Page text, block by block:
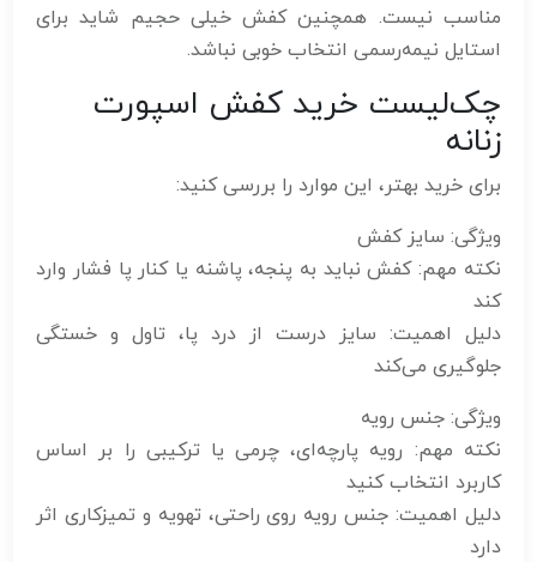
مناسب نیست. همچنین کفش خیلی حجیم شاید برای
استایل نیمه‌رسمی انتخاب خوبی نباشد.
چک‌لیست خرید کفش اسپورت
زنانه
برای خرید بهتر، این موارد را بررسی کنید:
ویژگی: سایز کفش
نکته مهم: کفش نباید به پنجه، پاشنه یا کنار پا فشار وارد
کند
دلیل اهمیت: سایز درست از درد پا، تاول و خستگی
جلوگیری می‌کند
ویژگی: جنس رویه
نکته مهم: رویه پارچه‌ای، چرمی یا ترکیبی را بر اساس
کاربرد انتخاب کنید
دلیل اهمیت: جنس رویه روی راحتی، تهویه و تمیزکاری اثر
دارد